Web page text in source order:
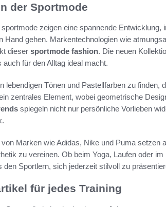
der Sportmode
zeigen eine spannende Entwicklung,
Hand gehen. Markentechnologien wie
dieser sportmode fashion. Die neuen
für den Alltag ideal macht.
lebendigen Tönen und Pastellfarben zu finden,
zentrales Element, wobei geometrische
spiegeln nicht nur persönliche Vorlieben
Marken wie Adidas, Nike und Puma setzen
zu vereinen. Ob beim Yoga, Laufen oder
Sportlern, sich jederzeit stilvoll zu
für jedes Training